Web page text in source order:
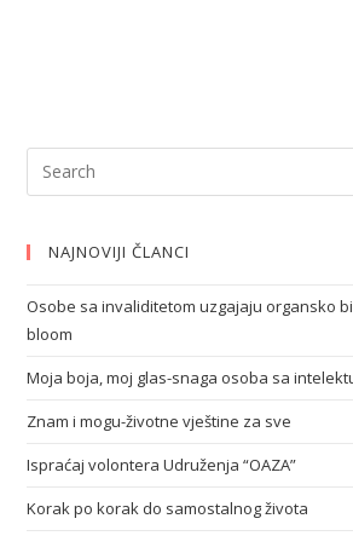
NAJNOVIJI ČLANCI
Osobe sa invaliditetom uzgajaju organsko
bloom
Moja boja, moj glas-snaga osoba sa
Znam i mogu-životne vještine za sve
Ispraćaj volontera Udruženja “OAZA”
Korak po korak do samostalnog života